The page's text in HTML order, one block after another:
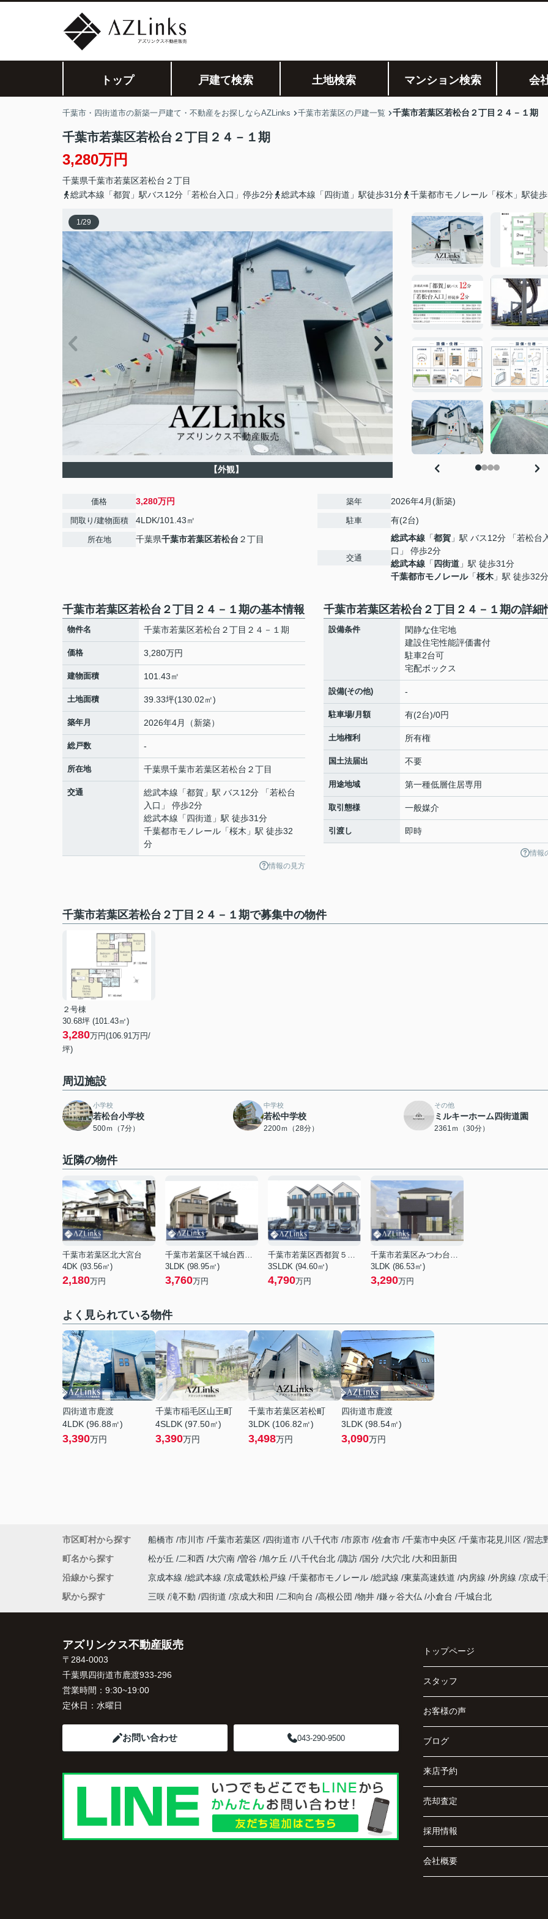
トップ 戸建て検索 土地検索 マンション検索 会
千葉市・四街道市の新築一戸建て・不動産をお探しならAZLinks 千葉市若葉区の戸建一覧 千葉市若葉区若松台２丁目２４－１期
千葉市若葉区若松台２丁目２４－１期
3,280万円
千葉県千葉市若葉区若松台 ２丁目
総武本線「都賀」駅バス12分「若松台入口」停歩2分
総武本線「四街道」駅徒歩31分 千葉都市モノレール「桜木」駅徒
1/29
【外観】
価格 3,280万円
間取り/建物面積 4LDK/101.43㎡
所在地 千葉県千葉市若葉区若松台 ２丁目
築年 2026年4月(新築)
駐車 有(2台)
交通
総武本線 「都賀 」駅 バス12分 「若松台
口」 停歩2分
総武本線 「 四街道 」駅 徒歩31分
千葉都市モノレール「桜木 」駅 徒歩32分
千葉市若葉区若松台２丁目２４－１期の基本情報
物件名 千葉市若葉区若松台２丁目２４－１期
価格 3,280万円
建物面積 101.43㎡
土地面積 39.33坪(130.02㎡)
築年月 2026年4月（新築）
総戸数 -
所在地 千葉県千葉市若葉区若松台 ２丁目
交通 総武本線 「都賀 」駅 バス12分 「若松台
入口」 停歩2分
総武本線 「四街道 」駅 徒歩31分
千葉都市モノレール 「桜木 」駅 徒歩32
分
情報の見方
千葉市若葉区若松台２丁目２４－１期の詳細
設備条件
閑静な住宅地
建設住宅性能評価書付
駐車2台可
宅配ボックス
設備(その他) -
駐車場/月額 有(2台)/0円
土地権利 所有権
国土法届出 不要
用途地域 第一種低層住居専用
取引態様 一般媒介
引渡し 即時
情報
千葉市若葉区若松台２丁目２４－１期で募集中の物件
２号棟
30.68坪 (101.43㎡)
3,280万円(106.91万円/
坪)
周辺施設
小学校
若松台小学校
500ｍ（7分）
中学校
若松中学校
2200ｍ（28分）
その他
ミルキーホーム四街道園
2361ｍ（30分）
近隣の物件
千葉市若葉区北大宮台
4DK (93.56㎡)
2,180万円
千葉市若葉区千城台西１丁目
3LDK (98.95㎡)
3,760万円
千葉市若葉区西都賀５丁目
3SLDK (94.60㎡)
4,790万円
千葉市若葉区みつわ台１丁目
3LDK (86.53㎡)
3,290万円
よく見られている物件
四街道市鹿渡
4LDK (96.88㎡)
3,390万円
千葉市稲毛区山王町
4SLDK (97.50㎡)
3,390万円
千葉市若葉区若松町
3LDK (106.82㎡)
3,498万円
四街道市鹿渡
3LDK (98.54㎡)
3,090万円
市区町村から探す 船橋市 市川市 千葉市若葉区 四街道市 八千代市 市原市 佐倉市 千葉市中央区 千葉市花見川区 習志
町名から探す
松が丘 二和西 大穴南 曽谷 旭ケ丘 八千代台北 諏訪 国分 大穴北 大和田新田
沿線から探す
京成本線 総武本線 京成電鉄松戸線 千葉都市モノレール 総武線 東葉高速鉄道 内房線 外房線 京成
駅から探す
三咲 滝不動 四街道 京成大和田 二和向台 高根公団 物井 鎌ヶ谷大仏 小倉台 千城台北
アズリンクス不動産販売
〒284-0003
千葉県四街道市鹿渡933-296
営業時間： 9:30~19:00
定休日： 水曜日
お問い合わせ 043-290-9500
トップページ
スタッフ
お客様の声
ブログ
来店予約
売却査定
採用情報
会社概要